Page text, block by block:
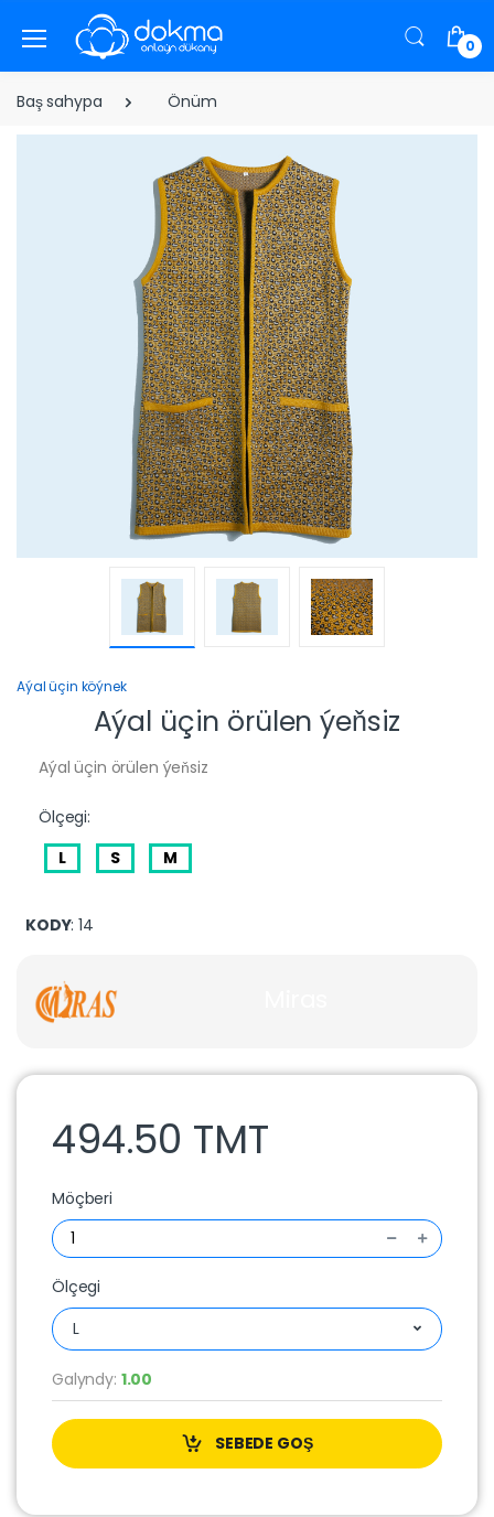
0
Baş sahypa Önüm
Aýal üçin köýnek
Aýal üçin örülen ýeňsiz
Aýal üçin örülen ýeňsiz
Ölçegi:
L
S M
KODY: 14
494.50 TMT
Möçberi
Ölçegi
L
Galyndy: 1.00
SEBEDE GOŞ